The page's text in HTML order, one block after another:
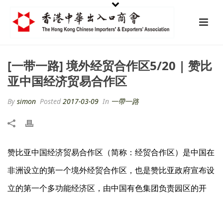
[一带一路] 境外经贸合作区5/20 | 赞比
亚中国经济贸易合作区
By simon Posted2017-03-09 In 一帶一路
赞比亚中国经济贸易合作区（简称：经贸合作区）是中国在
非洲设立的第一个境外经贸合作区，也是赞比亚政府宣布设
立的第一个多功能经济区，由中国有色集团负责园区的开